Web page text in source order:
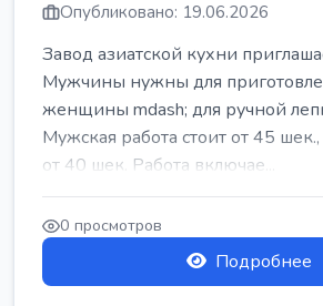
Опубликовано: 19.06.2026
Завод азиатской кухни
Мужчины нужны для
женщины mdash; для ручной
Мужская работа стоит от 45
от 40 шек. Работа включае...
0 просмотров
Подробнее